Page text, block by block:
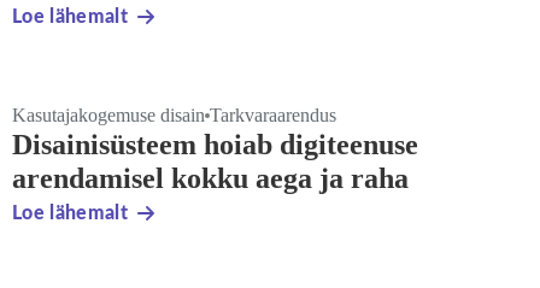
Loe lähemalt
Kasutajakogemuse disain Tarkvaraarendus
Disainisüsteem hoiab digiteenuse
arendamisel kokku aega ja raha
Loe lähemalt